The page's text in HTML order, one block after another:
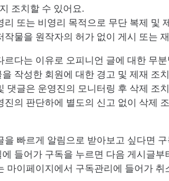
조치할 수 있어요.
리 또는 비영리 목적으로 무단 복제 및
작물을 원작자의 허가 없이 게시 또는
르다는 이유로 오피니언 글에 대한 무
작성한 회원에 대한 경고 및 제재 조
댓글은 운영진의 모니터링 후 삭제 조
진의 판단하에 별도의 신고 없이 삭제
을 빠르게 알림으로 받아보고 싶다면
들어가 구독을 누르면 다음 게시글부
마이페이지에서 구독관리에 들어가 취